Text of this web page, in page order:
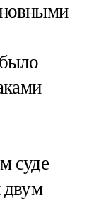
суде
двум